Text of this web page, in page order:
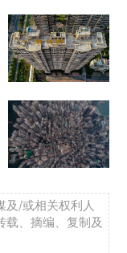
及/或相关权利人
载、摘编、复制及